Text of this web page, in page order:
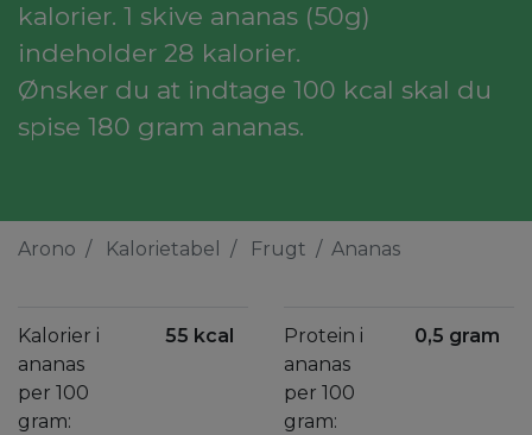
kalorier. 1 skive ananas (50g)
indeholder 28 kalorier.
Ønsker du at indtage 100 kcal skal du
spise 180 gram ananas.
Arono Kalorietabel Frugt Ananas
Kalorier i
ananas
per 100
gram:
55 kcal
Protein i
ananas
per 100
gram:
0,5 gram